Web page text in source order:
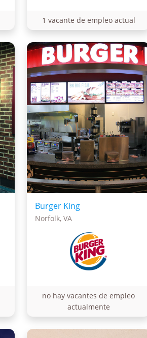
1 vacante de empleo actual
Burger King
Norfolk, VA
no hay vacantes de empleo
actualmente